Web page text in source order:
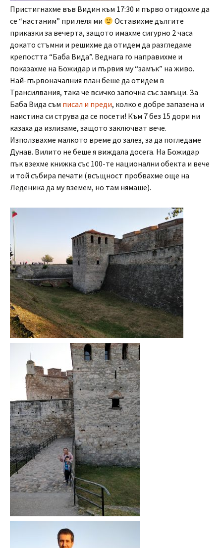
Пристигнахме във Видин към 17:30 и първо отидохме да
се “настаним” при леля ми
Оставихме дългите
приказки за вечерта, защото имахме сигурно 2 часа
докато стъмни и решихме да отидем да разгледаме
крепостта “Баба Вида”. Веднага го направихме и
показахме на Божидар и първия му “замък” на живо.
Най-първоначалния план беше да отидем в
Трансилвания, така че всичко започна със замъци. За
Баба Вида съм писал и преди, колко е добре запазена и
наистина си струва да се посети! Към 7 без 15 дори ни
казаха да излизаме, защото заключват вече.
Използвахме малкото време до залез, за да погледаме
Дунав. Вилито не беше я виждала досега. На Божидар
пък взехме книжка със 100-те национални обекта и вече
и той събира печати (всъщност пробвахме още на
Леденика да му вземем, но там нямаше).